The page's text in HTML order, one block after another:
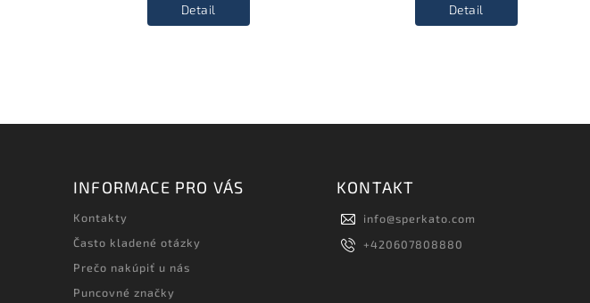
Detail Detail
INFORMACE PRO VÁS
Kontakty
Často kladené otázky
Prečo nakúpiť u nás
Puncovné značky
KONTAKT
info@sperkato.com
+420607808880